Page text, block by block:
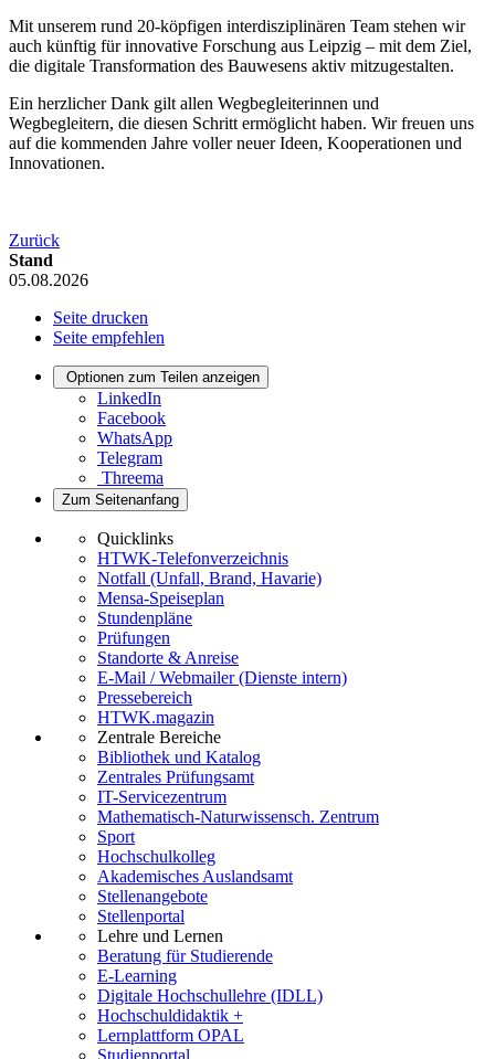
Mit unserem rund 20-köpfigen interdisziplinären Team stehen wir
auch künftig für innovative Forschung aus Leipzig – mit dem Ziel,
die digitale Transformation des Bauwesens aktiv mitzugestalten.
Ein herzlicher Dank gilt allen Wegbegleiterinnen und
Wegbegleitern, die diesen Schritt ermöglicht haben. Wir freuen uns
auf die kommenden Jahre voller neuer Ideen, Kooperationen und
Innovationen.
Zurück
Stand
05.08.2026
Seite drucken
Seite empfehlen
Optionen zum Teilen anzeigen
LinkedIn
Facebook
WhatsApp
Telegram
Threema
Zum Seitenanfang
Quicklinks
HTWK-Telefonverzeichnis
Notfall (Unfall, Brand, Havarie)
Mensa-Speiseplan
Stundenpläne
Prüfungen
Standorte & Anreise
E-Mail / Webmailer (Dienste intern)
Pressebereich
HTWK.magazin
Zentrale Bereiche
Bibliothek und Katalog
Zentrales Prüfungsamt
IT-Servicezentrum
Mathematisch-Naturwissensch. Zentrum
Sport
Hochschulkolleg
Akademisches Auslandsamt
Stellenangebote
Stellenportal
Lehre und Lernen
Beratung für Studierende
E-Learning
Digitale Hochschullehre (IDLL)
Hochschuldidaktik +
Lernplattform OPAL